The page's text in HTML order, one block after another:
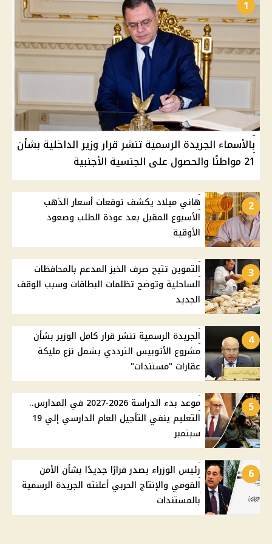
1
بالأسماء الجريدة الرسمية تنشر قرار وزير الداخلية بشأن
21 مواطنًا والحصول على الجنسية الأجنبية
2
هاني ميلاد يكشف توقعات أسعار الذهب
الأسبوع المقبل بعد عودة الطلب وصعود
الأوقية
3
التموين تتيح صرف الخبز المدعم بالمحافظات
الساحلية وتوضح تظلمات البطاقات وسبب الوقف
الجديد
4
الجريدة الرسمية تنشر قرار كامل الوزير بشأن
مشروع الأتوبيس الترددي يشمل نزع مليكة
عقارات "مستندات"
5
موعد بدء الدراسة 2026-2027 في المدارس..
التعليم ينفي التأجيل العام الدارسي إلي 19
سبتمبر
6
رئيس الوزراء يصدر قرارًا جديدًا بشأن الأمن
القومي والإنتاج الحربي أعلنته الجريدة الرسمية
بالمستندات